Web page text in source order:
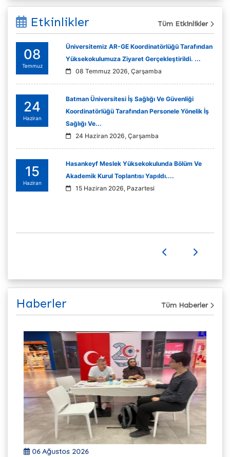
Etkinlikler Tüm Etkinlikler
08
Temmuz
Üniversitemiz AR-GE Koordinatörlüğü Tarafından
Yüksekokulumuza Ziyaret Gerçekleştirildi. ...
08 Temmuz 2026, Çarşamba
24
Haziran
Batman Üniversitesi İş Sağlığı Ve Güvenliği
Koordinatörlüğü Tarafından Personele Yönelik İş
Sağlığı Ve...
24 Haziran 2026, Çarşamba
15
Haziran
Hasankeyf Meslek Yüksekokulunda Bölüm Ve
Akademik Kurul Toplantısı Yapıldı....
15 Haziran 2026, Pazartesi
Haberler Tüm Haberler
06 Ağustos 2026